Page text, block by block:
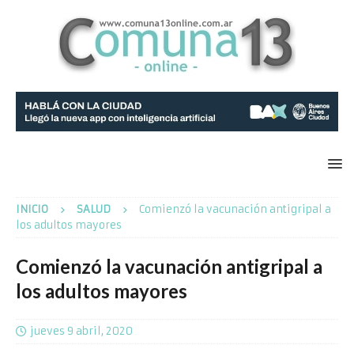
INICIO SALUD
Comienzó la vacunación antigripal a
los adultos mayores
Comienzó la vacunación antigripal a
los adultos mayores
jueves 9 abril, 2020